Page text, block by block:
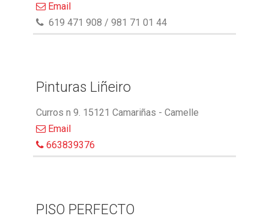
Email
619 471 908 / 981 71 01 44
Pinturas Liñeiro
Curros n 9. 15121 Camariñas - Camelle
Email
663839376
PISO PERFECTO